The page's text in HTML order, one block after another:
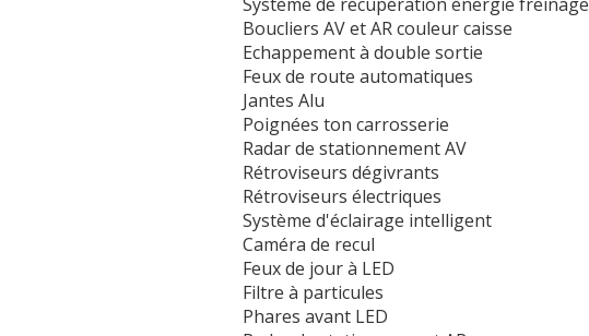
Boucliers AV et AR couleur caisse
Echappement à double sortie
Feux de route automatiques
Jantes Alu
Poignées ton carrosserie
Radar de stationnement AV
Rétroviseurs dégivrants
Rétroviseurs électriques
Système d'éclairage intelligent
Caméra de recul
Feux de jour à LED
Filtre à particules
Phares avant LED